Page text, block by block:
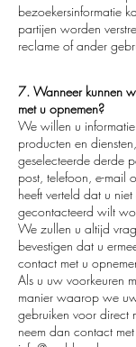
bezoekersinformatie
partijen worden
reclame of ander
7. Wanneer kunnen
met u opnemen?
We willen u
producten en
geselecteerde derde
post, telefoon, e-mail
heeft verteld dat u
gecontacteerd wilt
We zullen u altijd
bevestigen dat u
contact met u
Als u uw voorkeuren
manier waarop we
gebruiken voor direct
neem dan contact